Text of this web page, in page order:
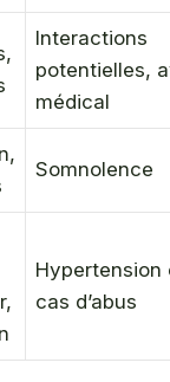
Interactions
potentielles,
médical
Somnolence
Hypertension
cas d’abus